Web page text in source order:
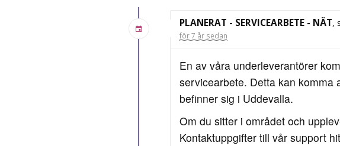
PLANERAT - SERVICEARBETE - NÄT,
för 7 år sedan
En av våra underleverantörer
servicearbete. Detta kan komma
befinner sig i Uddevalla.
Om du sitter i området och
Kontaktuppgifter till vår support